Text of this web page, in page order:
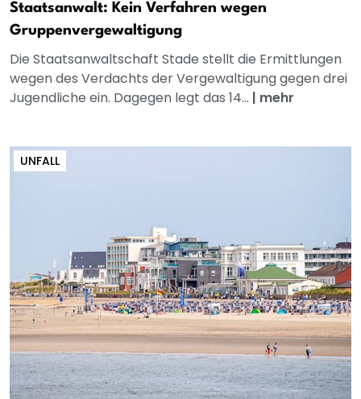
Staatsanwalt: Kein Verfahren wegen
Gruppenvergewaltigung
Die Staatsanwaltschaft Stade stellt die Ermittlungen
wegen des Verdachts der Vergewaltigung gegen drei
Jugendliche ein. Dagegen legt das 14... | mehr
UNFALL